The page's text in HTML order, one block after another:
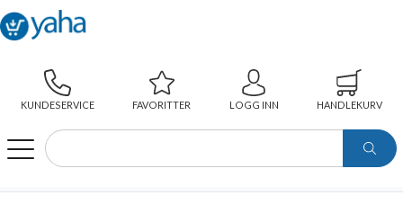
KUNDESERVICE FAVORITTER LOGG INN HANDLEKURV
WEBSHOP